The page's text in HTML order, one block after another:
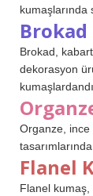
kumaşlarında
Brokad
Brokad,
dekorasyon
Organze, ince
Flanel
Flanel kumaş,